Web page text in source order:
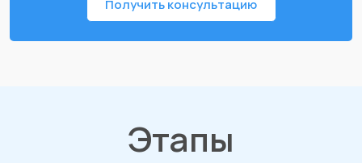
Получить консультацию
Этапы